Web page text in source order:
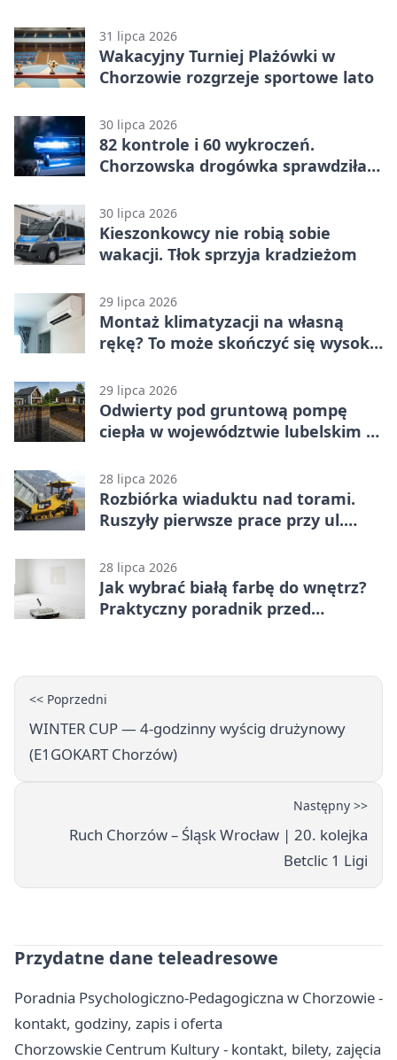
31 lipca 2026
Wakacyjny Turniej Plażówki w
Chorzowie rozgrzeje sportowe lato
30 lipca 2026
82 kontrole i 60 wykroczeń.
Chorzowska drogówka sprawdziła
30 lipca 2026
Kieszonkowcy nie robią sobie
wakacji. Tłok sprzyja kradzieżom
29 lipca 2026
Montaż klimatyzacji na własną
rękę? To może skończyć się wysoką
29 lipca 2026
Odwierty pod gruntową pompę
ciepła w województwie lubelskim -
28 lipca 2026
Rozbiórka wiaduktu nad torami.
Ruszyły pierwsze prace przy ul.
28 lipca 2026
Jak wybrać białą farbę do wnętrz?
Praktyczny poradnik przed
<< Poprzedni
WINTER CUP — 4-godzinny wyścig drużynowy
(E1GOKART Chorzów)
Następny >>
Ruch Chorzów – Śląsk Wrocław | 20. kolejka
Betclic 1 Ligi
Przydatne dane teleadresowe
Poradnia Psychologiczno-Pedagogiczna w Chorzowie -
kontakt, godziny, zapis i oferta
Chorzowskie Centrum Kultury - kontakt, bilety, zajęcia